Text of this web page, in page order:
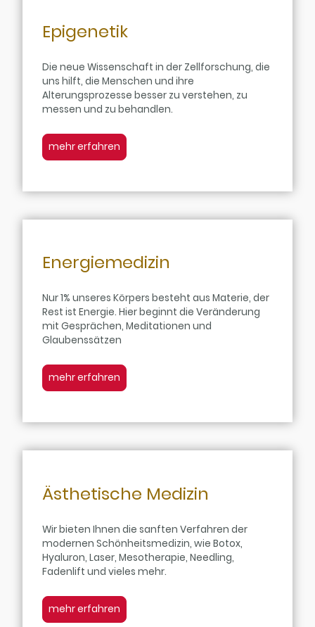
Epigenetik
Die neue Wissenschaft in der Zellforschung, die
uns hilft, die Menschen und ihre
Alterungsprozesse besser zu verstehen, zu
messen und zu behandlen.
mehr erfahren
Energiemedizin
Nur 1% unseres Körpers besteht aus Materie, der
Rest ist Energie. Hier beginnt die Veränderung
mit Gesprächen, Meditationen und
Glaubenssätzen
mehr erfahren
Ästhetische Medizin
Wir bieten Ihnen die sanften Verfahren der
modernen Schönheitsmedizin, wie Botox,
Hyaluron, Laser, Mesotherapie, Needling,
Fadenlift und vieles mehr.
mehr erfahren